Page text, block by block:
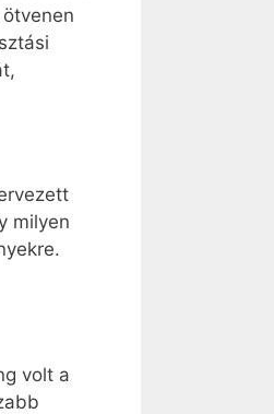
milyen
volt a